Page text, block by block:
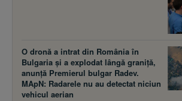
O dronă a intrat din România în
Bulgaria și a explodat lângă graniță,
anunță Premierul bulgar Radev.
MApN: Radarele nu au detectat niciun
vehicul aerian